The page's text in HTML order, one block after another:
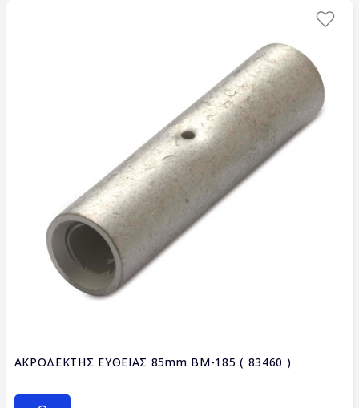
ΑΚΡΟΔΕΚΤΗΣ ΕΥΘΕΙΑΣ 85mm BM-185 ( 83460 )